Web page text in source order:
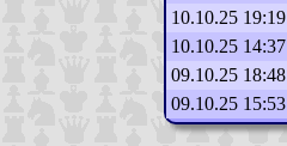
10.10.25 19:19
10.10.25 14:37
09.10.25 18:48
09.10.25 15:53